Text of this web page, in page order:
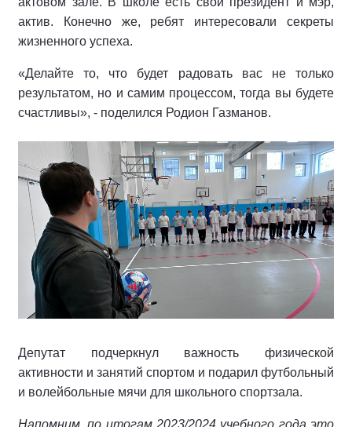
актив. Конечно же, ребят интересовали секреты
жизненного успеха.
«Делайте то, что будет радовать вас не только
результатом, но и самим процессом, тогда вы будете
счастливы», - поделился Родион Газманов.
Депутат подчеркнул важность физической
активности и занятий спортом и подарил футбольный
и волейбольные мячи для школьного спортзала.
Напомним, по итогам 2023/2024 учебного года это